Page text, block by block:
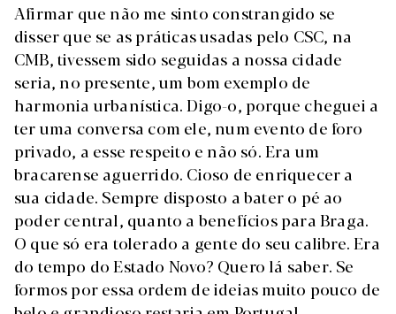
Afirmar que não me sinto constrangido se
disser que se as práticas usadas pelo CSC, na
CMB, tivessem sido seguidas a nossa cidade
seria, no presente, um bom exemplo de
harmonia urbanística. Digo-o, porque cheguei a
ter uma conversa com ele, num evento de foro
privado, a esse respeito e não só. Era um
bracarense aguerrido. Cioso de enriquecer a
sua cidade. Sempre disposto a bater o pé ao
poder central, quanto a benefícios para Braga.
O que só era tolerado a gente do seu calibre. Era
do tempo do Estado Novo? Quero lá saber. Se
formos por essa ordem de ideias muito pouco de